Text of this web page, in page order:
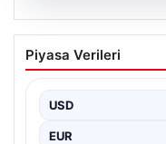
Altın fiyatları
fiyatları ne
fiyatları
Piyasa Verileri
USD
EUR